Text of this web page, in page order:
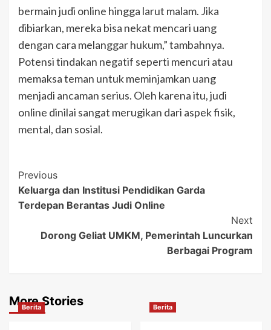
bermain judi online hingga larut malam. Jika
dibiarkan, mereka bisa nekat mencari uang
dengan cara melanggar hukum,” tambahnya.
Potensi tindakan negatif seperti mencuri atau
memaksa teman untuk meminjamkan uang
menjadi ancaman serius. Oleh karena itu, judi
online dinilai sangat merugikan dari aspek fisik,
mental, dan sosial.
Post
Navigation
Previous
Keluarga dan Institusi Pendidikan Garda
Terdepan Berantas Judi Online
Next
Dorong Geliat UMKM, Pemerintah Luncurkan
Berbagai Program
More Stories
Berita Berita